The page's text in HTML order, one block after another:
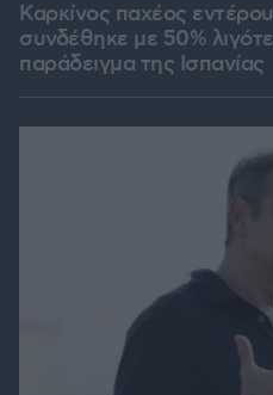
Καρκίνος παχέος
συνδέθηκε με 50%
παράδειγμα της Ισπανίας